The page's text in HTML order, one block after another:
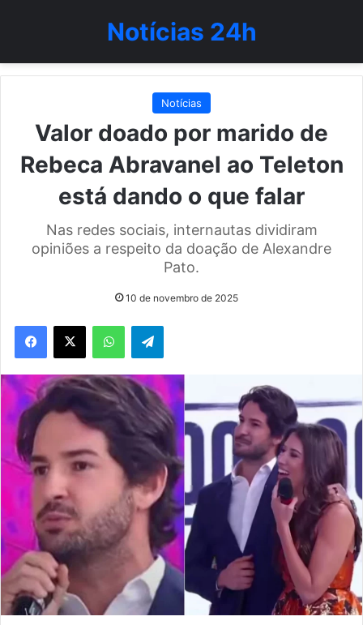
Notícias 24h
Notícias
Valor doado por marido de
Rebeca Abravanel ao Teleton
está dando o que falar
Nas redes sociais, internautas dividiram
opiniões a respeito da doação de Alexandre
Pato.
10 de novembro de 2025
WhatsAppTelegram